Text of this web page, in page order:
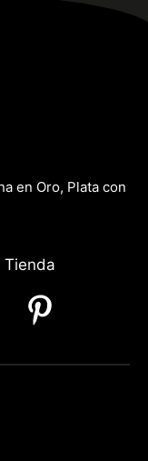
en Oro, Plata con
Tienda